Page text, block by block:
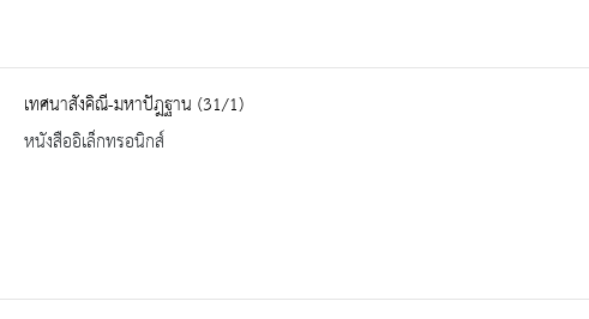
เทศนาสังคิณี-มหาปัฎฐาน (31/1)
หนังสืออิเล็กทรอนิกส์